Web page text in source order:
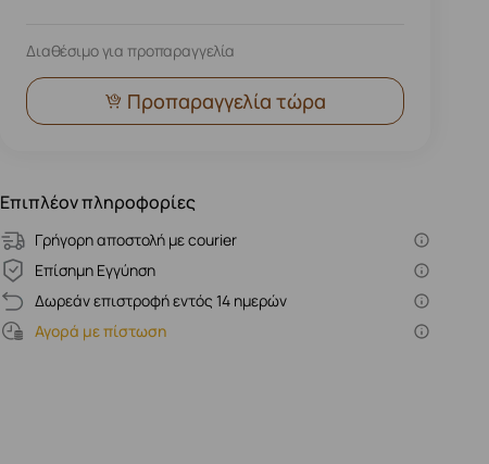
Διαθέσιμο για προπαραγγελία
Προπαραγγελία τώρα
Επιπλέον πληροφορίες
Γρήγορη αποστολή με courier
Επίσημη Εγγύηση
Δωρεάν επιστροφή εντός 14 ημερών
Αγορά με πίστωση